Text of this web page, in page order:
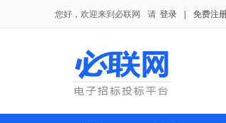
您好，欢迎来到必联网 请 登录 免费注